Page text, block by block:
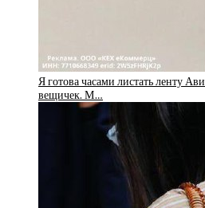
Я готова часами листать ленту
вещичек. М…